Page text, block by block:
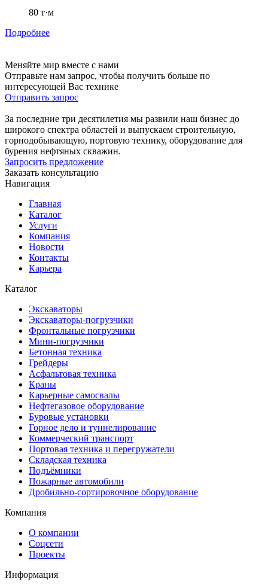
80 т·м
Подробнее
Меняйте мир вместе с нами
Отправьте нам запрос, чтобы получить больше по
интересующей Вас технике
Отправить запрос
За последние три десятилетия мы развили наш бизнес до
широкого спектра областей и выпускаем строительную,
горнодобывающую, портовую технику, оборудование для
бурения нефтяных скважин.
Запросить предложение
Заказать консультацию
Навигация
Главная
Каталог
Услуги
Компания
Новости
Контакты
Карьера
Каталог
Экскаваторы
Экскаваторы-погрузчики
Фронтальные погрузчики
Мини-погрузчики
Бетонная техника
Грейдеры
Асфальтовая техника
Краны
Карьерные самосвалы
Нефтегазовое оборудование
Буровые установки
Горное дело и туннелирование
Коммерческий транспорт
Портовая техника и перегружатели
Складская техника
Подъёмники
Пожарные автомобили
Дробильно-сортировочное оборудование
Компания
О компании
Соцсети
Проекты
Информация